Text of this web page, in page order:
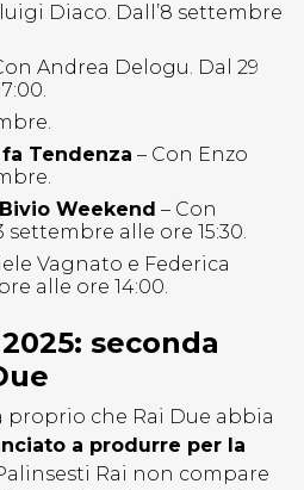
Diaco. Dall’8 settembre
Andrea Delogu. Dal 29
Tendenza – Con Enzo
Weekend – Con
settembre alle ore 15:30.
Vagnato e Federica
alle ore 14:00.
seconda
proprio che Rai Due abbia
a produrre per la
Rai non compare